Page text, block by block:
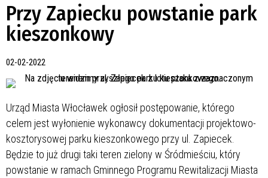
Przy Zapiecku powstanie park
kieszonkowy
02-02-2022
Urząd Miasta Włocławek ogłosił postępowanie, którego
celem jest wyłonienie wykonawcy dokumentacji projektowo-
kosztorysowej parku kieszonkowego przy ul. Zapiecek.
Będzie to już drugi taki teren zielony w Śródmieściu, który
powstanie w ramach Gminnego Programu Rewitalizacji Miasta